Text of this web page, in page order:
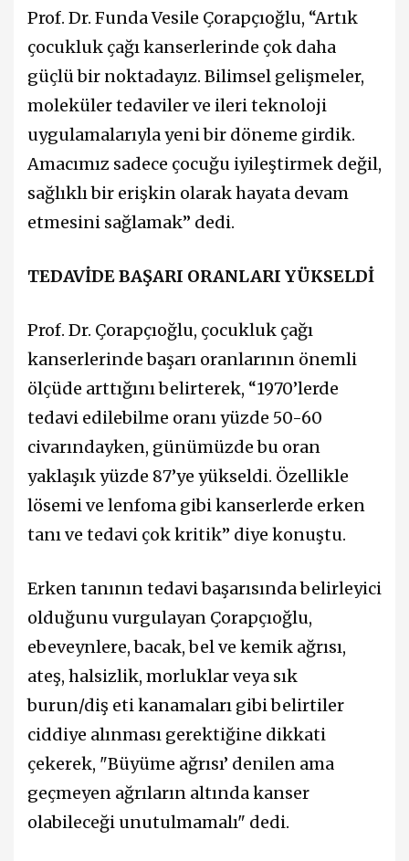
Prof. Dr. Funda Vesile Çorapçıoğlu, “Artık
çocukluk çağı kanserlerinde çok daha
güçlü bir noktadayız. Bilimsel gelişmeler,
moleküler tedaviler ve ileri teknoloji
uygulamalarıyla yeni bir döneme girdik.
Amacımız sadece çocuğu iyileştirmek değil,
sağlıklı bir erişkin olarak hayata devam
etmesini sağlamak” dedi.
TEDAVİDE BAŞARI ORANLARI YÜKSELDİ
Prof. Dr. Çorapçıoğlu, çocukluk çağı
kanserlerinde başarı oranlarının önemli
ölçüde arttığını belirterek, “1970’lerde
tedavi edilebilme oranı yüzde 50-60
civarındayken, günümüzde bu oran
yaklaşık yüzde 87’ye yükseldi. Özellikle
lösemi ve lenfoma gibi kanserlerde erken
tanı ve tedavi çok kritik” diye konuştu.
Erken tanının tedavi başarısında belirleyici
olduğunu vurgulayan Çorapçıoğlu,
ebeveynlere, bacak, bel ve kemik ağrısı,
ateş, halsizlik, morluklar veya sık
burun/diş eti kanamaları gibi belirtiler
ciddiye alınması gerektiğine dikkati
çekerek, "Büyüme ağrısı’ denilen ama
geçmeyen ağrıların altında kanser
olabileceği unutulmamalı" dedi.